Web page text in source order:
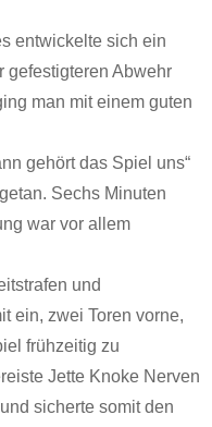
entwickelte sich ein
gefestigteren Abwehr
man mit einem guten
gehört das Spiel uns“
Sechs Minuten
war vor allem
und
ein, zwei Toren vorne,
frühzeitig zu
Jette Knoke Nerven
sicherte somit den